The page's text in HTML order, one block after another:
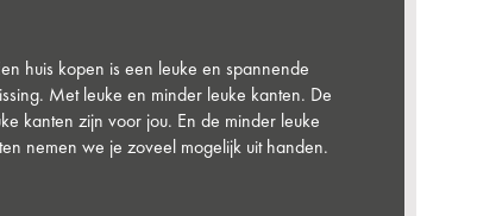
huis kopen is een leuke en spannende
Met leuke en minder leuke kanten. De
kanten zijn voor jou. En de minder leuke
nemen we je zoveel mogelijk uit handen.